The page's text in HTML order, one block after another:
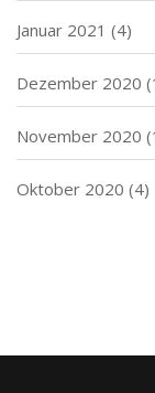
Januar 2021 (4)
Dezember 2020
November 2020
Oktober 2020 (4)